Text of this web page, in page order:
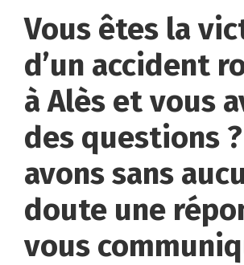
Vous êtes la
d’un accident
à Alès et vous
des questions
avons sans
doute une
vous